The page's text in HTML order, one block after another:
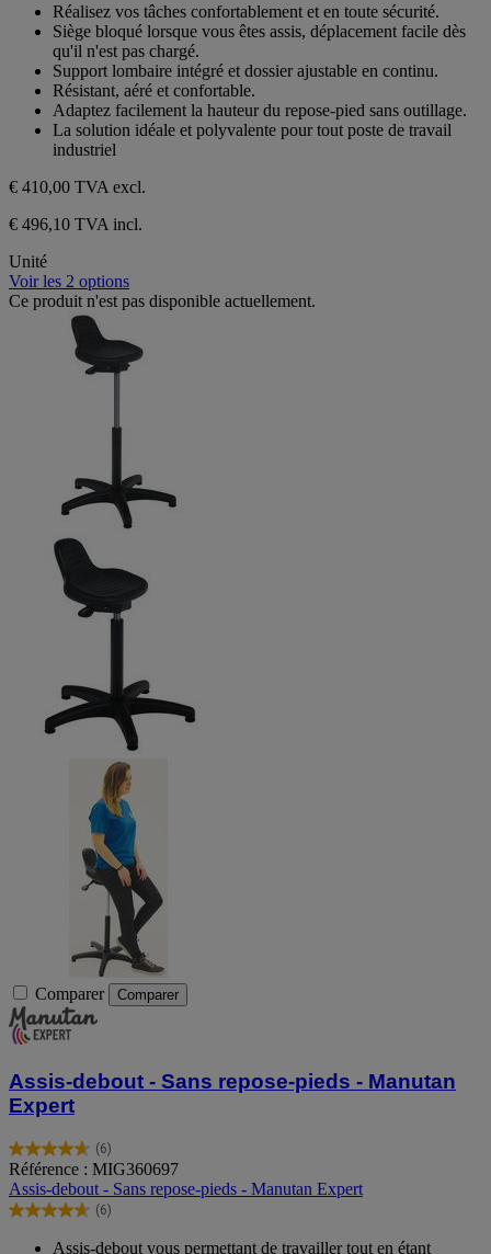
avis
étoiles.
avis
Réalisez vos tâches confortablement et en toute sécurité.
Siège bloqué lorsque vous êtes assis, déplacement facile dès
qu'il n'est pas chargé.
Support lombaire intégré et dossier ajustable en continu.
Résistant, aéré et confortable.
Adaptez facilement la hauteur du repose-pied sans outillage.
La solution idéale et polyvalente pour tout poste de travail
industriel
€ 410,00 TVA excl.
€ 496,10 TVA incl.
Unité
Voir les 2 options
Ce produit n'est pas disponible actuellement.
Comparer Comparer
Assis-debout - Sans repose-pieds - Manutan
Expert
(6)
4.7
sur
5
étoiles.
Référence : MIG360697
Assis-debout - Sans repose-pieds - Manutan Expert
(6)
4.7
Assis-debout vous permettant de travailler tout en étant